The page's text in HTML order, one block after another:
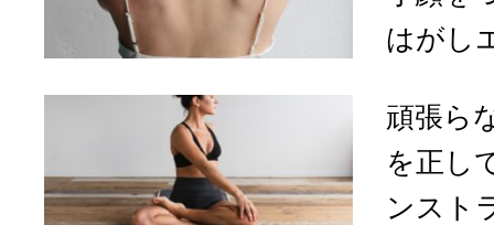
はがし
頑張ら
を正し
ンスト